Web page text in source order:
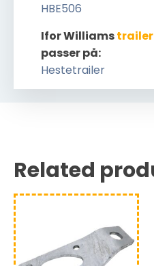
Ifor Williams
passer på:
Hestetrailer
HBE506
Related